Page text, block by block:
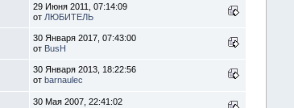
29 Июня 2011, 07:14:09
от ЛЮБИТЕЛЬ
30 Января 2017, 07:43:00
от BusH
30 Января 2013, 18:22:56
от barnaulec
30 Мая 2007, 22:41:02